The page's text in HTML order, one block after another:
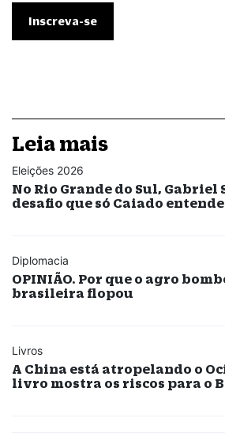
Leia mais
Eleições 2026
No Rio Grande do Sul, Gabriel
desafio que só Caiado entende
Diplomacia
OPINIÃO. Por que o agro
brasileira flopou
Livros
A China está atropelando o
livro mostra os riscos para o